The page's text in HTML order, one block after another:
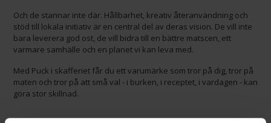
Och de stannar inte där. Hållbarhet, kreativ återanvändning och
stöd till lokala initiativ är en central del av deras vision. De vill inte
bara leverera god ost, de vill bidra till en bättre matscen, ett
varmare samhälle och en planet vi kan leva med.
Med Puck i skafferiet får du ett varumärke som tror på dig, tror på
maten och tror på att små val - i burken, i receptet, i vardagen - kan
göra stor skillnad.